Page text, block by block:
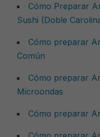
Cómo Preparar
Sushi (Doble
Cómo preparar
Común
Cómo preparar
Microondas
Cómo preparar